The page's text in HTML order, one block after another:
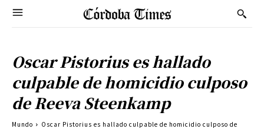
Oscar Pistorius es hallado
culpable de homicidio culposo
de Reeva Steenkamp
Mundo
Oscar Pistorius es hallado culpable de homicidio culposo de